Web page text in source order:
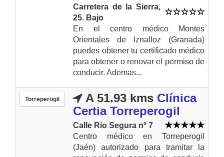
Carretera de la Sierra,
25. Bajo
En el centro médico Montes
Orientales de Iznalloz (Granada)
puedes obtener tu certificado médico
para obtener o renovar el permiso de
conducir. Ademas...
Torreperogil A 51.93 kms Clínica
Certia Torreperogil
Calle Río Segura nº 7
Centro médico en Torreperogil
(Jaén) autorizado para tramitar la